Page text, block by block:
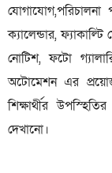
যোগাযোগ,পরিচালনা
ক্যালেন্ডার, ফ্যাকাল্টি
নোটিশ, ফটো
অটোমেশন এর
শিক্ষার্থীর
দেখানো।